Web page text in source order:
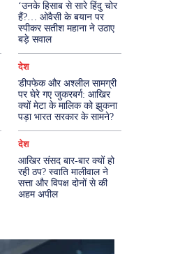
‘उनके हिसाब से सारे हिंदु चोर
हैं?… ओवैसी के बयान पर
स्पीकर सतीश महाना ने उठाए
बड़े सवाल
देश
डीपफेक और अश्लील सामग्री
पर घेरे गए जुकरबर्ग: आखिर
क्यों मेटा के मालिक को झुकना
पड़ा भारत सरकार के सामने?
देश
आखिर संसद बार-बार क्यों हो
रही ठप? स्वाति मालीवाल ने
सत्ता और विपक्ष दोनों से की
अहम अपील